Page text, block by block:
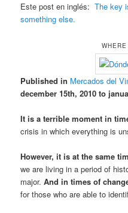
Este post en inglés:The key
something else.
Published in Mercados del
december 15th, 2010 to
It is a terrible moment in
crisis in which everything is
However, it is at the same
we are living in a period of
major.And in times of
for those who are able to